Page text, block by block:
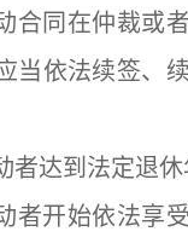
同在仲裁或者
当依法续签、
达到法定退休
开始依法享受